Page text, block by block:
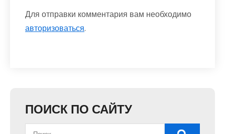
Для отправки комментария вам необходимо
авторизоваться.
ПОИСК ПО САЙТУ